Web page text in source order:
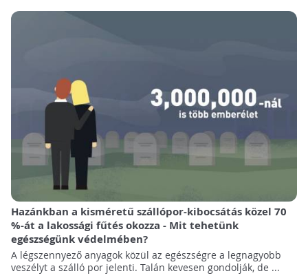
Hazánkban a kisméretű szállópor-kibocsátás közel 70
%-át a lakossági fűtés okozza - Mit tehetünk
egészségünk védelmében?
A légszennyező anyagok közül az egészségre a legnagyobb
veszélyt a szálló por jelenti. Talán kevesen gondolják, de ...